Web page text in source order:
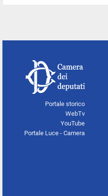
Portale storico
WebTv
YouTube
Portale Luce - Camera